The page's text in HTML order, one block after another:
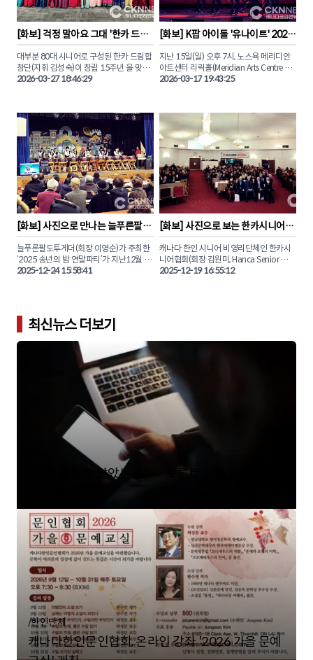
안 나이트’ 응원전은 토론토 한인 커뮤니티
의 단합력을 유감없이 보여주었고. 태극기
응원 속에 김민지, 설예은 선수는 최선을 다
해 경기에 임했다.
세계 정상급 선수들 사이에서도 빛난 한국
컬링의 저력, 그 영광의 순간을 CKN뉴스가
니다.
제주 전국체전 출전 자격을 획득한 강민재,
이재수 선수를 비롯해 각 부문에서 값진 결
실을 맺은 수상자들의 환한 미소와 영광의
순간을 화보로 전해드립니다.
[화보] 걱정 말아요 그대 '한카 드림
합창단 15주년 기념 연주회'
대부분 80대 시니어로 구성된 한카 드림합
창단(지휘 김성숙)이 창립 15주년 을 맞아
지난 3월 24일(화) 오후 5시, 토론토 다운스
250여 명이 넘는 관객들은 한인 시니어들
의 만들어낸 깊고 따뜻한 음악을 감상하며
감동의 봄을 맞이했다.
CKN뉴스는 이날 현장을 찾아 한카 드림합
창단 단원들의 아름다운 하모니를 화보로
담았다.
2026-03-27 18:46:29
[화보] K팝 아이돌 '유나이트' 2026
캐나다 투어 '토론토 콘서트' 성료
지난 15일(일) 오후 7시, 노스욕 메리디안
아트센터 리릭홀(Meridian Arts Centre –
Lyric Theatre)에서 열린 유나이트의 캐나
토론토 팬들을 찾은 유나이트 멤버 은호, 스
티브, 형석, 우노, 데이, 경문, 시온 은 ‘1 of 9’,
‘Rock Steady’ 등 인기곡을 열창하며 화려
한 퍼포먼스를 선보였다.
토론토 공연을 마친 유나이트는 17일(화)
몬트리올, 19일(목) 밴쿠버 공연으로 캐나
다 투어의 남은 일정을 이어갈 예정이며 오
는 8월에 열리는 '2026토론한인대축제
(TKF)'에도 참여하여 현지 팬들에게 K-팝
무대를 선보일 예정이다.
CKN뉴스와 함께 토론토 콘서트 현장의 뜨
거운 열기를 사진으로 만나보자.
2026-03-17 19:43:25
[화보] 사진으로 만나는 늘푸른팔도
투게더 '2025 송년의 밤'
늘푸른팔도투게더(회장 이영순)가 주최한
‘2025 송년의 밤 연말파티’가 지난12월 20
일(토) 오후 5시, 노스욕 드루리 애비뉴에
York) 대강당에서 성대하게 마무리됐다.
데 다양한 공연과 생일잔치, 식사 및 나눔
본보 기자와 함께 생생한 연말파티 행사 현
2025-12-24 15:58:41
[화보] 사진으로 보는 한카시니어협
회 ‘2025 송년대축제’
캐나다 한인 시니어 비영리단체인 한카시
니어협회(회장 김원미, Hanca Senior
Association)가 주최한 '2025 송년대축
2025-12-19 16:55:12
최신뉴스 더보기
"공짜 폰인줄 알았는데" … 토론토 신종 휴대폰 사
/한인단체
캐나다한인문인협회, 온라인 강좌 '2026 가을 문예